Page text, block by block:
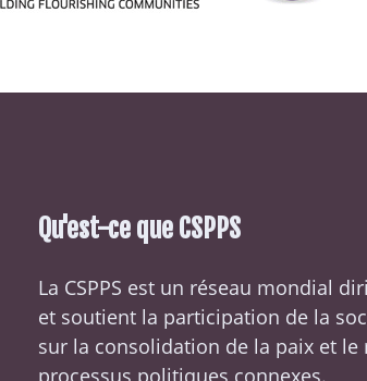
Qu'est-ce que CSPPS
La CSPPS est un réseau mondial
et soutient la participation de la
sur la consolidation de la paix et le
processus politiques connexes.